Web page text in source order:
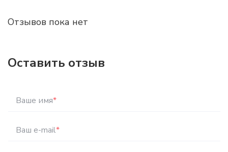
Отзывов пока нет
Оставить отзыв
Ваше имя*
Ваш e-mail*